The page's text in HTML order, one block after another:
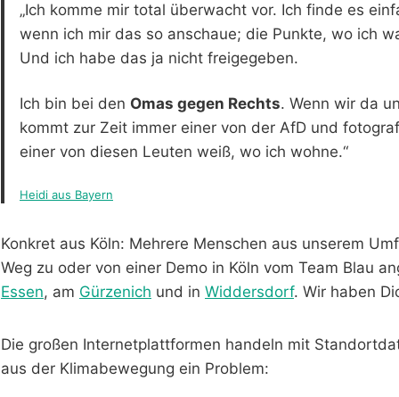
„Ich komme mir total überwacht vor. Ich finde es
wenn ich mir das so anschaue; die Punkte, wo ich
Und ich habe das ja nicht freigegeben.
Ich bin bei den Omas gegen Rechts. Wenn wir da
kommt zur Zeit immer einer von der AfD und
einer von diesen Leuten weiß, wo ich wohne.“
Heidi aus Bayern
Konkret aus Köln: Mehrere Menschen aus unserem
Weg zu oder von einer Demo in Köln vom Team Blau
Essen, am Gürzenich und in Widdersdorf. Wir haben
Die großen Internetplattformen handeln mit
aus der Klimabewegung ein Problem: